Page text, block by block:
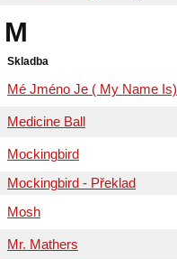
M
Skladba
Mé Jméno Je ( My Name Is)
Medicine Ball
Mockingbird
Mockingbird - Překlad
Mosh
Mr. Mathers